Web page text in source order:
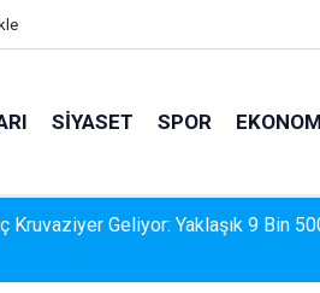
SIYASET SPOR
Kruvaziyer Geliyor: Yaklaşık 9 Bin